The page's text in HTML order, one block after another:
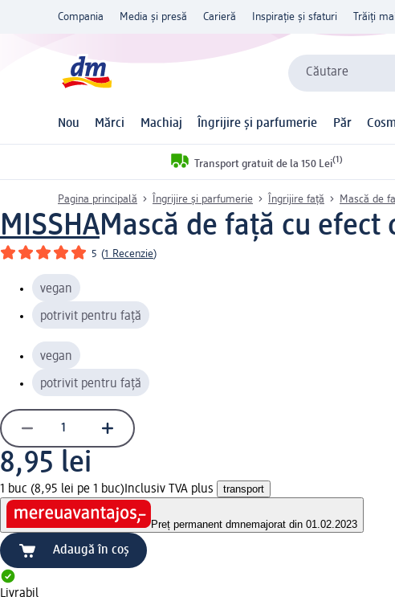
Compania Media și presă Carieră Inspirație și sfaturi Trăiți
Căutare
Nou Mărci Machiaj Îngrijire și parfumerie Păr
Transport gratuit de la 150 Lei(1)
Pagina principală Îngrijire și parfumerie Îngrijire față Mască de
MISSHAMască de față cu efect
5 (1 Recenzie)
vegan
potrivit pentru față
vegan
potrivit pentru față
8,95 lei
1 buc (8,95 lei pe 1 buc) Inclusiv TVA plus transport
Preț permanent dmnemajorat din 01.02.2023
Adaugă în coș
Livrabil